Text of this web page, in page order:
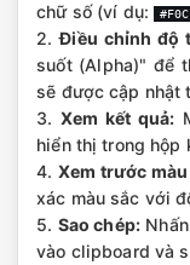
chữ số (ví dụ: #F0C
2.Điều chỉnh độ
suốt (Alpha)" để
sẽ được cập nhật
3. Xem kết quả:
hiển thị trong hộp
4. Xem trước
xác màu sắc với
5. Sao chép:
vào clipboard và